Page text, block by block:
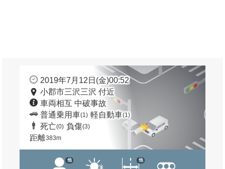
2019年7月12日(金)00:52
小郡市三沢三沢 付近
車両相互 中破事故
普通乗用車(1) 軽自動車(1)
死亡(0) 負傷(3)
距離383m
他 他